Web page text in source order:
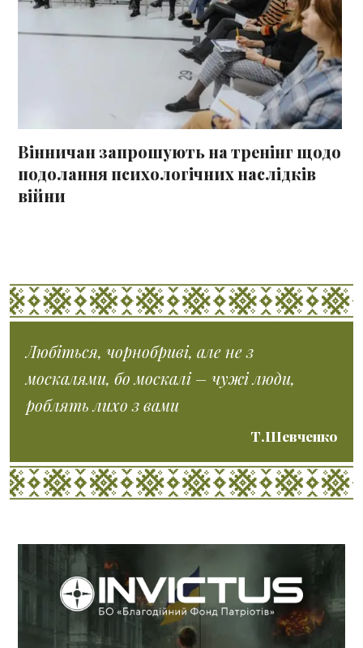
Вінничан запрошують на тренінг щодо
подолання психологічних наслідків
війни
Любіться, чорнобриві, але не з
москалями, бо москалі – чужі люди,
роблять лихо з вами
Т.Шевченко